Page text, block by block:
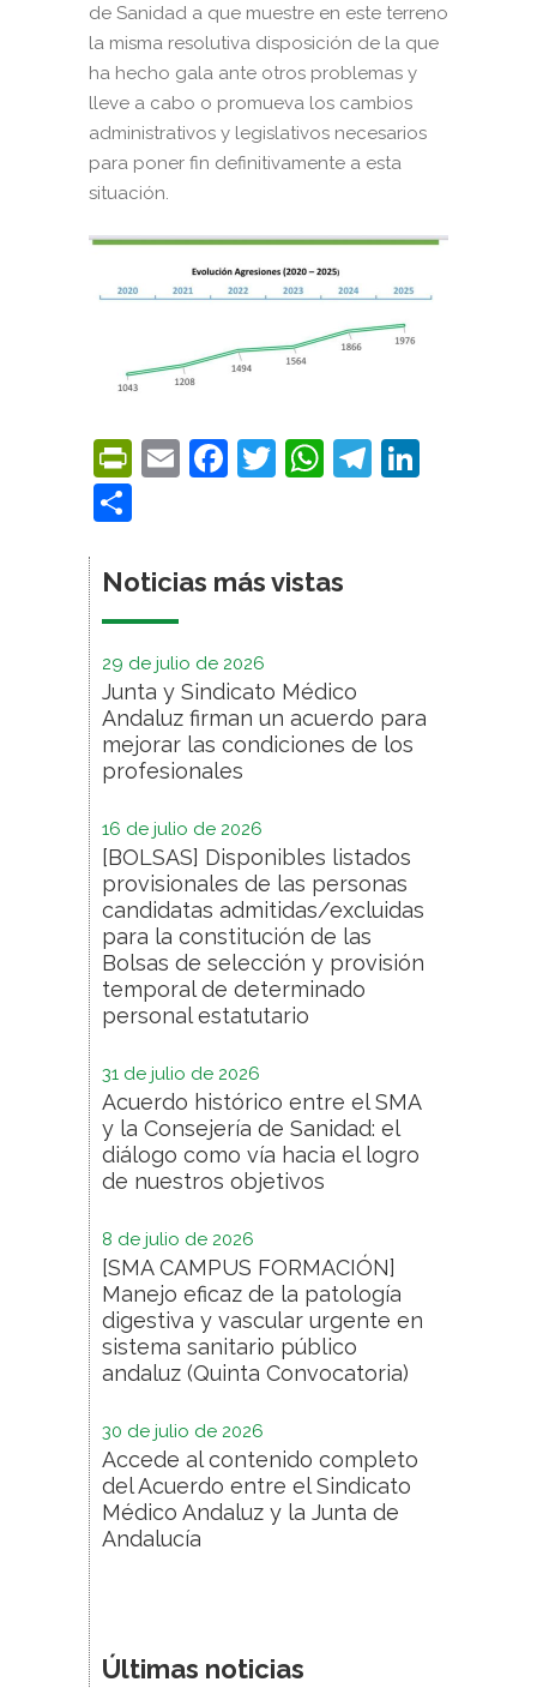
de Sanidad a que muestre en este terreno
la misma resolutiva disposición de la que
ha hecho gala ante otros problemas y
lleve a cabo o promueva los cambios
administrativos y legislativos necesarios
para poner fin definitivamente a esta
situación.
PrintFriendly
EmailFacebook
Twitter
WhatsApp
Noticias más vistas
29 de julio de 2026
Junta y Sindicato Médico
Andaluz firman un acuerdo para
mejorar las condiciones de los
profesionales
16 de julio de 2026
[BOLSAS] Disponibles listados
provisionales de las personas
candidatas admitidas/excluidas
para la constitución de las
Bolsas de selección y provisión
temporal de determinado
personal estatutario
31 de julio de 2026
Acuerdo histórico entre el SMA
y la Consejería de Sanidad: el
diálogo como vía hacia el logro
de nuestros objetivos
8 de julio de 2026
[SMA CAMPUS FORMACIÓN]
Manejo eficaz de la patología
digestiva y vascular urgente en
sistema sanitario público
andaluz (Quinta Convocatoria)
30 de julio de 2026
Accede al contenido completo
del Acuerdo entre el Sindicato
Médico Andaluz y la Junta de
Andalucía
Últimas noticias